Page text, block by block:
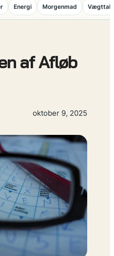
Energi Morgenmad Vægttab
af Afløb
oktober 9, 2025